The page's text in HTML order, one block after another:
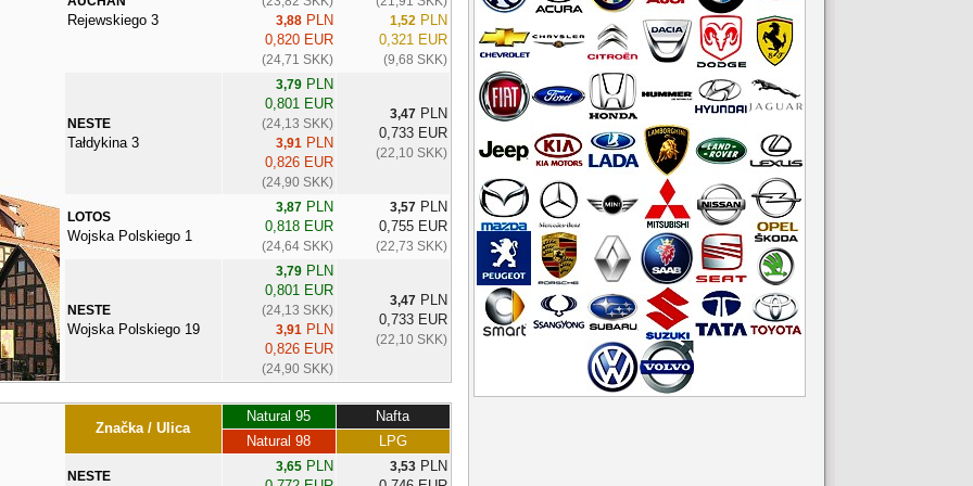
Rejewskiego 3
3,88PLN
0,820 EUR
(24,71 SKK)
1,52 PLN
0,321 EUR
(9,68 SKK)
NESTE
Tałdykina 3
3,79PLN
0,801 EUR
(24,13 SKK)
3,91 PLN
0,826 EUR
(24,90 SKK)
3,47PLN
0,733 EUR
(22,10 SKK)
LOTOS
Wojska Polskiego 1
3,87PLN
0,818 EUR
(24,64 SKK)
3,57PLN
0,755 EUR
(22,73 SKK)
NESTE
Wojska Polskiego 19
3,79PLN
0,801 EUR
(24,13 SKK)
3,91 PLN
0,826 EUR
(24,90 SKK)
3,47PLN
0,733 EUR
(22,10 SKK)
Značka / Ulica
Natural 95
Nafta
Natural 98
LPG
NESTE
3,65PLN
3,53PLN